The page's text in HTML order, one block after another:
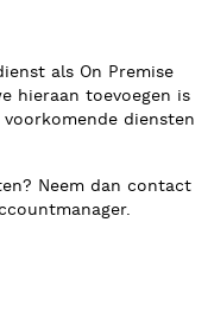
als On Premise
hieraan toevoegen is
diensten
Neem dan contact